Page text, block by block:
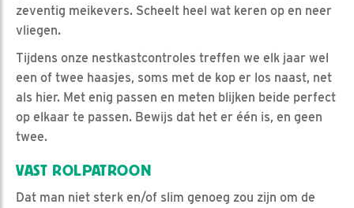
zeventig meikevers. Scheelt heel wat keren op en neer
vliegen.
Tijdens onze nestkastcontroles treffen we elk jaar wel
een of twee haasjes, soms met de kop er los naast, net
als hier. Met enig passen en meten blijken beide perfect
op elkaar te passen. Bewijs dat het er één is, en geen
twee.
VAST ROLPATROON
Dat man niet sterk en/of slim genoeg zou zijn om de